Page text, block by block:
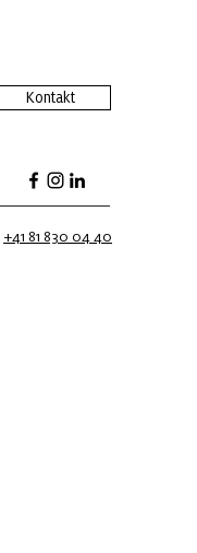
Kontakt
+41 81 830 04 40